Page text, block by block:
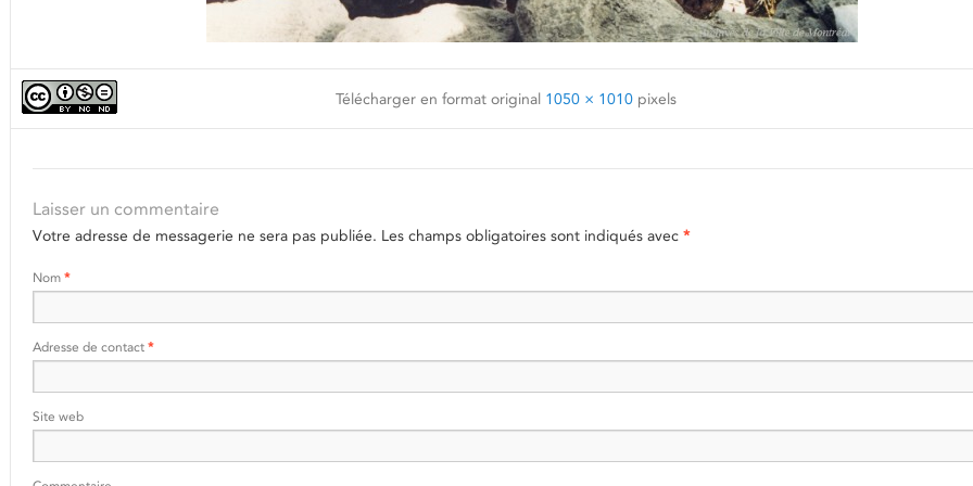
Télécharger en format original 1050 × 1010pixels
Laisser un commentaire
Votre adresse de messagerie ne sera pas publiée. Les champs obligatoires sont indiqués avec *
Nom *
Adresse de contact *
Site web